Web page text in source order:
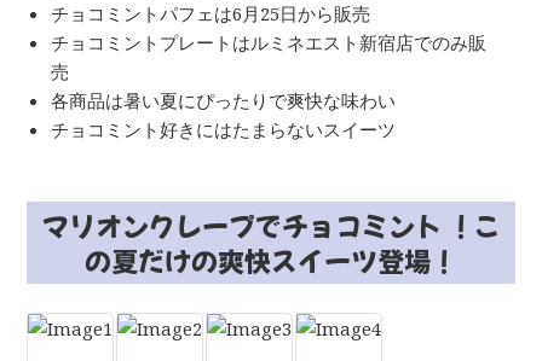
チョコミントパフェは6月25日から販売
チョコミントプレートはルミネエスト新宿店でのみ販
売
各商品は暑い夏にぴったりで爽快な味わい
チョコミント好きにはたまらないスイーツ
マリオンクレープでチョコミント ！こ
の夏だけの爽快スイーツ登場！